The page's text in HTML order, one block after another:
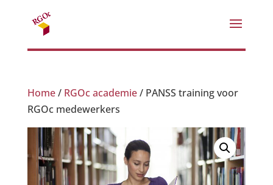
Home/ RGOc academie/ PANSS training voor
RGOc medewerkers